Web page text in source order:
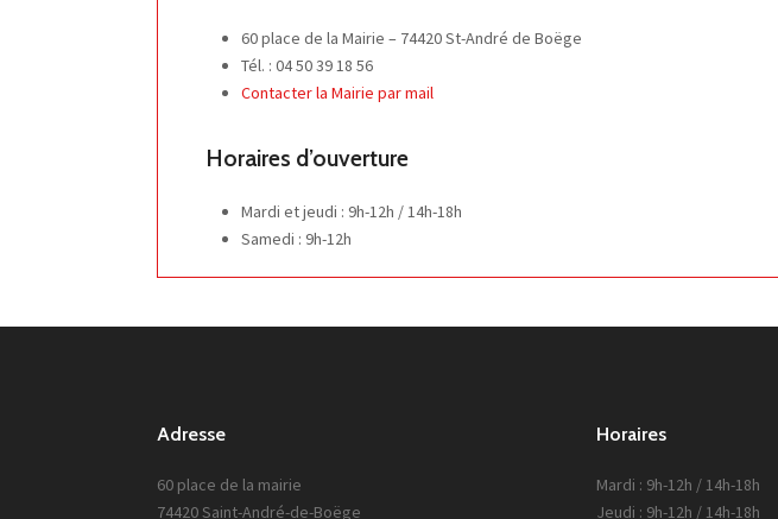
60 place de la Mairie – 74420 St-André de Boëge
Tél. : 04 50 39 18 56
Contacter la Mairie par mail
Horaires d’ouverture
Mardi et jeudi : 9h-12h / 14h-18h
Samedi : 9h-12h
Adresse
60 place de la mairie
74420 Saint-André-de-Boëge
Horaires
Mardi : 9h-12h / 14h-18h
Jeudi : 9h-12h / 14h-18h